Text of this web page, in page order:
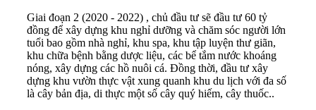
Giai đoạn 2 (2020 - 2022) , chủ đầu tư sẽ đầu tư 60 tỷ
đồng để xây dựng khu nghỉ dưỡng và chăm sóc người lớn
tuổi bao gồm nhà nghỉ, khu spa, khu tập luyện thư giãn,
khu chữa bệnh bằng dược liệu, các bể tắm nước khoáng
nóng, xây dựng các hồ nuôi cá. Đồng thời, đầu tư xây
dựng khu vườn thực vật xung quanh khu du lịch với đa số
là cây bản địa, di thực một số cây quý hiếm, cây thuốc..